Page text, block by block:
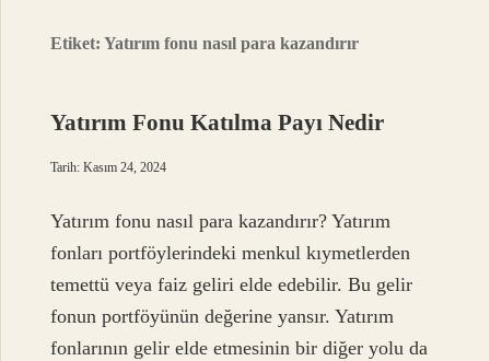
Etiket:Yatırım fonu nasıl para kazandırır
Yatırım Fonu Katılma Payı Nedir
Tarih: Kasım 24, 2024
Yatırım fonu nasıl para kazandırır? Yatırım
fonları portföylerindeki menkul kıymetlerden
temettü veya faiz geliri elde edebilir. Bu gelir
fonun portföyünün değerine yansır. Yatırım
fonlarının gelir elde etmesinin bir diğer yolu da